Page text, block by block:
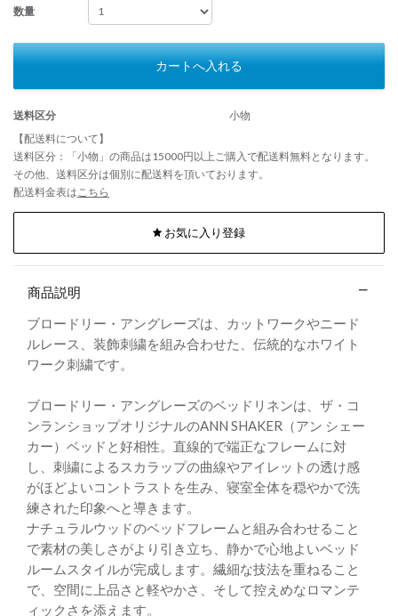
数量
カートへ入れる
送料区分
小物
【配送料について】
送料区分：「小物」の商品は15000円以上ご購入で配送料無料となります。
その他、送料区分は個別に配送料を頂いております。
配送料金表は こちら
お気に入り登録
商品説明
ブロードリー・アングレーズは、カットワークやニード
ルレース、装飾刺繍を組み合わせた、伝統的なホワイト
ワーク刺繍です。
ブロードリー・アングレーズのベッドリネンは、ザ・コ
ンランショップオリジナルのANN SHAKER（アン シェー
カー）ベッドと好相性。直線的で端正なフレームに対
し、刺繍によるスカラップの曲線やアイレットの透け感
がほどよいコントラストを生み、寝室全体を穏やかで洗
練された印象へと導きます。
ナチュラルウッドのベッドフレームと組み合わせること
で素材の美しさがより引き立ち、静かで心地よいベッド
ルームスタイルが完成します。繊細な技法を重ねること
で、空間に上品さと軽やかさ、そして控えめなロマンテ
ィックさを添えます。